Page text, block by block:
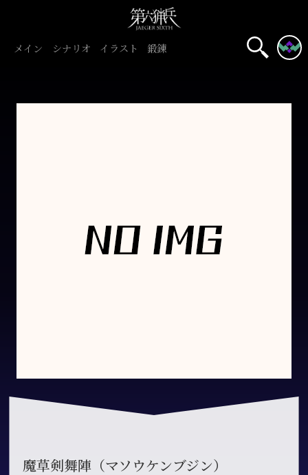
メイン シナリオ イラスト 鍛錬
魔草剣舞陣（マソウケンブジン）